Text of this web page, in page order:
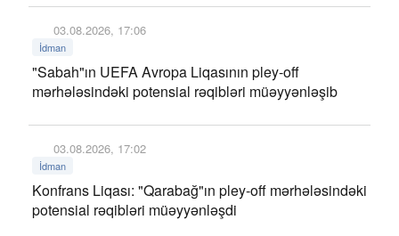
03.08.2026, 17:06
İdman
"Sabah"ın UEFA Avropa Liqasının pley-off
mərhələsindəki potensial rəqibləri müəyyənləşib
03.08.2026, 17:02
İdman
Konfrans Liqası: "Qarabağ"ın pley-off mərhələsindəki
potensial rəqibləri müəyyənləşdi